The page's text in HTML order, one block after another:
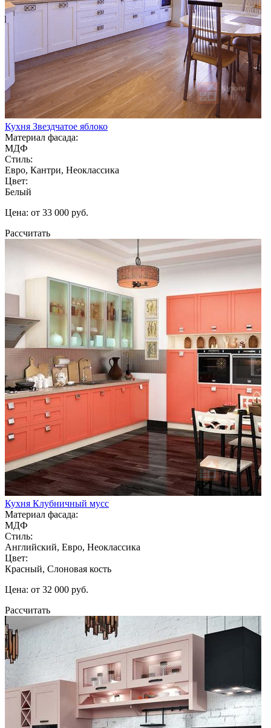
Кухня Звездчатое яблоко
Материал фасада:
МДФ
Стиль:
Евро, Кантри, Неоклассика
Цвет:
Белый
Цена: от 33 000 руб.
Рассчитать
Кухня Клубничный мусс
Материал фасада:
МДФ
Стиль:
Английский, Евро, Неоклассика
Цвет:
Красный, Слоновая кость
Цена: от 32 000 руб.
Рассчитать